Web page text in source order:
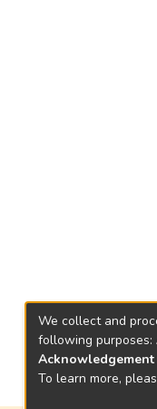
We collect and
following purposes:
To learn more,